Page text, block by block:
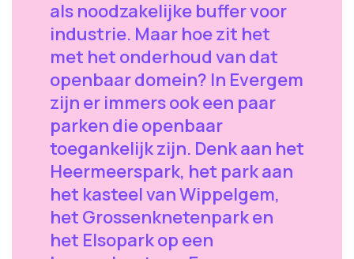
als noodzakelijke buffer voor
industrie. Maar hoe zit het
met het onderhoud van dat
openbaar domein? In Evergem
zijn er immers ook een paar
parken die openbaar
toegankelijk zijn. Denk aan het
Heermeerspark, het park aan
het kasteel van Wippelgem,
het Grossenknetenpark en
het Elsopark op een